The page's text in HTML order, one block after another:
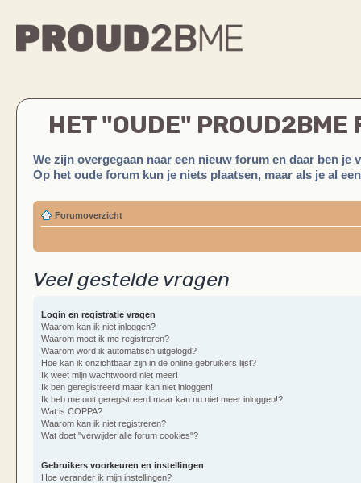
HET "OUDE" PROUD2BME
We zijn overgegaan naar een nieuw forum en daar ben je
Op het oude forum kun je niets plaatsen, maar als je al
Forumoverzicht
Veel gestelde vragen
Login en registratie vragen
Waarom kan ik niet inloggen?
Waarom moet ik me registreren?
Waarom word ik automatisch uitgelogd?
Hoe kan ik onzichtbaar zijn in de online gebruikers lijst?
Ik weet mijn wachtwoord niet meer!
Ik ben geregistreerd maar kan niet inloggen!
Ik heb me ooit geregistreerd maar kan nu niet meer inloggen!?
Wat is COPPA?
Waarom kan ik niet registreren?
Wat doet "verwijder alle forum cookies"?
Gebruikers voorkeuren en instellingen
Hoe verander ik mijn instellingen?